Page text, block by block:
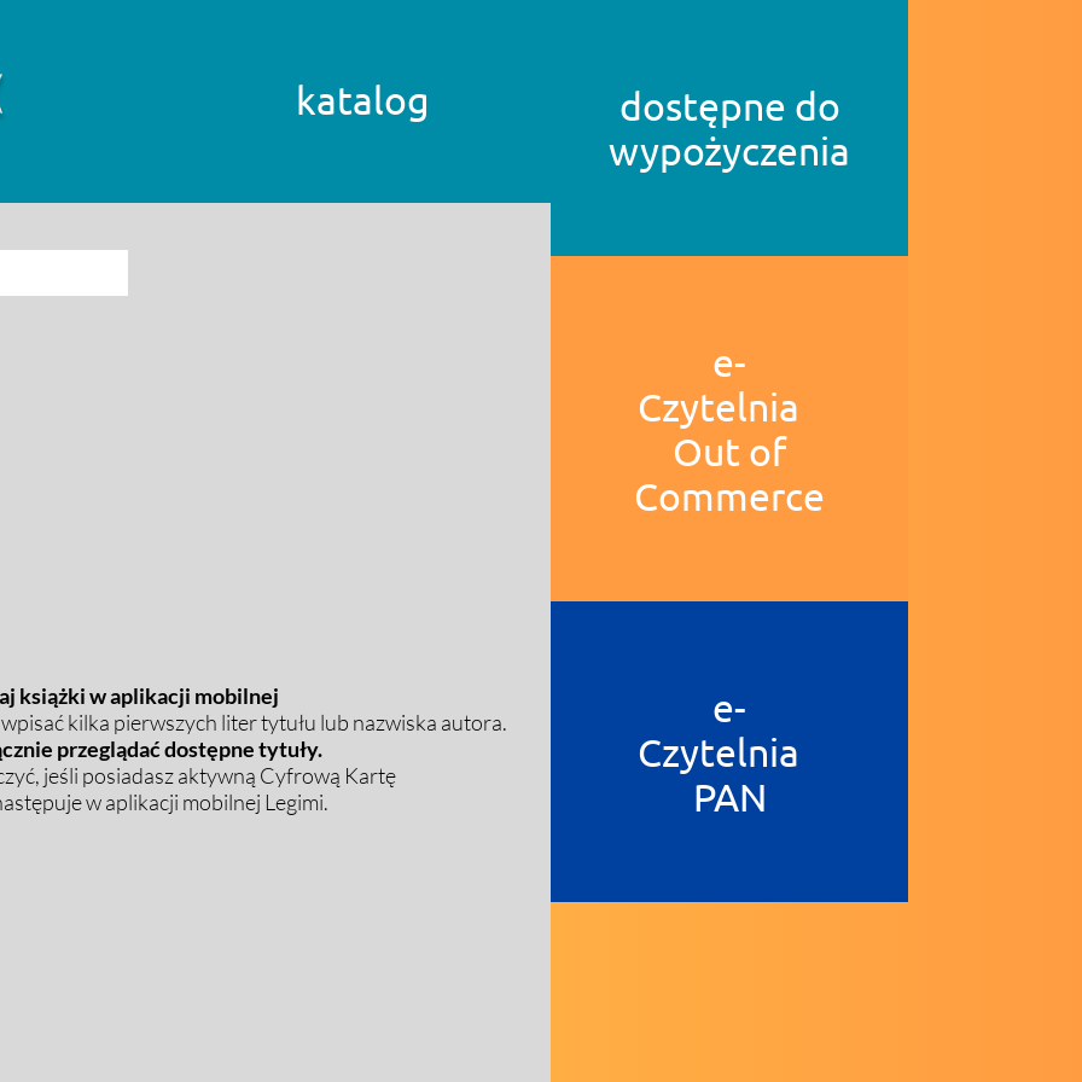
katalog
książki w aplikacji mobilnej
kilka pierwszych liter tytułu lub nazwiska autora.
przeglądać dostępne tytuły.
jeśli posiadasz aktywną Cyfrową Kartę
w aplikacji mobilnej Legimi.
dostępne do
wypożyczenia
e-
Czytelnia
Out of
Commerce
e-
Czytelnia
PAN